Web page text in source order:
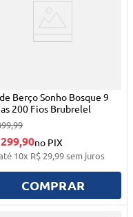
Berço Sonho Bosque 9
200 Fios Brubrelel
,99
no PIX
10x R$ 29,99sem juros
COMPRAR